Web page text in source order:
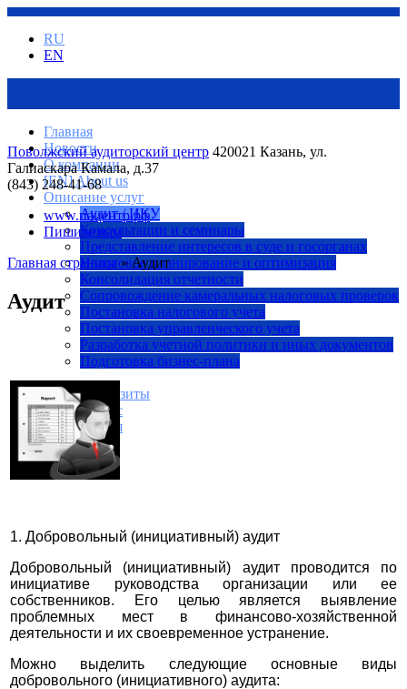
RU
EN
Главная
Новости
О компании
[EN] About us
Описание услуг
Аудит / ИКУ
Консультации и семинары
Представление интересов в суде и госорганах
Налоговое планирование и оптимизация
Консолидация отчетности
Сопровождение камеральных налоговых проверок
Постановка налогового учета
Постановка управленческого учета
Разработка учетной политики и иных документов
Подготовка бизнес-плана
Наши реквизиты
Статьи о нас
Фотогалерея
Контакты
Вакансии
Поволжский аудиторский центр 420021 Казань, ул.
Галиаскара Камала, д.37
(843) 248-41-68
www.пацентр.рф
Пишите нам
Главная страница» Аудит
Аудит
1. Добровольный (инициативный) аудит
Добровольный (инициативный) аудит проводится по
инициативе руководства организации или ее
собственников. Его целью является выявление
проблемных мест в финансово-хозяйственной
деятельности и их своевременное устранение.
Можно выделить следующие основные виды
добровольного (инициативного) аудита: